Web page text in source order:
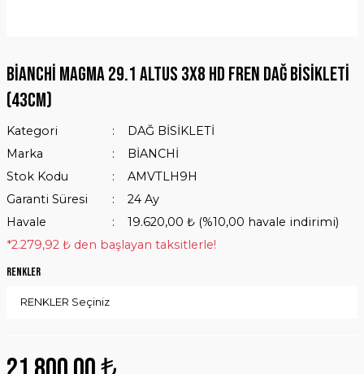
BİANCHİ MAGMA 29.1 ALTUS 3X8 HD FREN DAĞ BİSİKLETİ
(43CM)
Kategori
DAĞ BİSİKLETİ
Marka
BİANCHİ
Stok Kodu
AMVTLH9H
Garanti Süresi
24 Ay
Havale
19.620,00 ₺ (%10,00 havale indirimi)
*2.279,92 ₺ den başlayan taksitlerle!
RENKLER